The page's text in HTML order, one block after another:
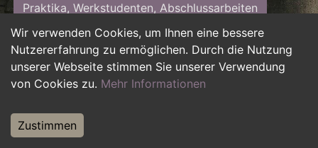
Wir verwenden Cookies, um Ihnen eine bessere
Nutzererfahrung zu ermöglichen. Durch die Nutzung
unserer Webseite stimmen Sie unserer Verwendung
von Cookies zu. Mehr Informationen
Zustimmen
Praktika, Werkstudenten, Abschlussarbeiten
Personalwesen Assistenz, Sekretariat
Hilfskräfte, Aushilfs- und Nebenjobs
Weiterbildung, Studium, duale Ausbildung